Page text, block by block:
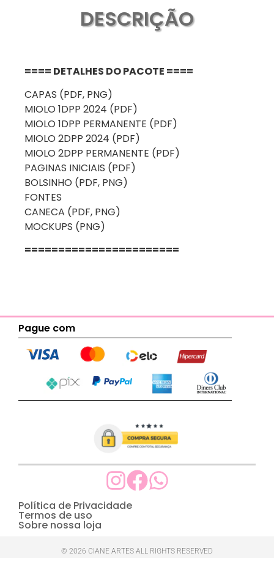
DESCRIÇÃO
==== DETALHES DO PACOTE ====
CAPAS (PDF, PNG)
MIOLO 1DPP 2024 (PDF)
MIOLO 1DPP PERMANENTE (PDF)
MIOLO 2DPP 2024 (PDF)
MIOLO 2DPP PERMANENTE (PDF)
PAGINAS INICIAIS (PDF)
BOLSINHO (PDF, PNG)
FONTES
CANECA (PDF, PNG)
MOCKUPS (PNG)
=======================
Pague com
Política de Privacidade
Termos de uso
Sobre nossa loja
© 2026 CIANE ARTES ALL RIGHTS RESERVED